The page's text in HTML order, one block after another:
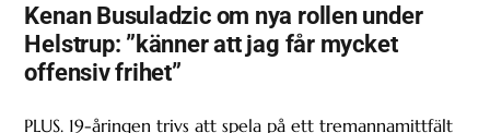
Kenan Busuladzic om nya rollen under
Helstrup: ”känner att jag får mycket
offensiv frihet”
PLUS. 19-åringen trivs att spela på ett tremannamittfält